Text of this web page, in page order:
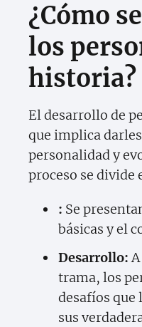
¿Cómo
los
historia?
El desarrollo de
que implica
personalidad y
proceso se divide
: Se
básicas y el
Desarrollo:
trama, los
desafíos
sus